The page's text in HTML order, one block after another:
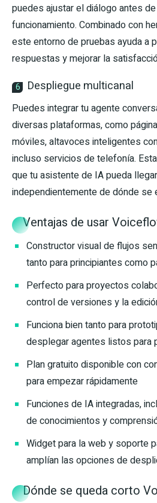
puedes ajustar el diálogo antes
funcionamiento. Combinado con
este entorno de pruebas ayuda a
respuestas y mejorar la
6 Despliegue multicanal
Puedes integrar tu agente
diversas plataformas, como
móviles, altavoces inteligentes
incluso servicios de telefonía.
que tu asistente de IA pueda
independientemente de dónde se
Ventajas de usar
Constructor visual de flujos
tanto para principiantes como
Perfecto para proyectos
control de versiones y la
Funciona bien tanto para
desplegar agentes listos para
Plan gratuito disponible con
para empezar rápidamente
Funciones de IA integradas,
de conocimientos y
Widget para la web y soporte
amplían las opciones de
Dónde se queda corto